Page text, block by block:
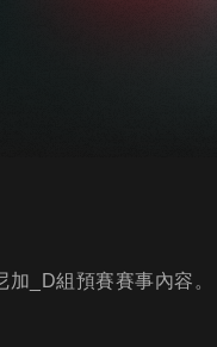
_D組預賽賽事內容。